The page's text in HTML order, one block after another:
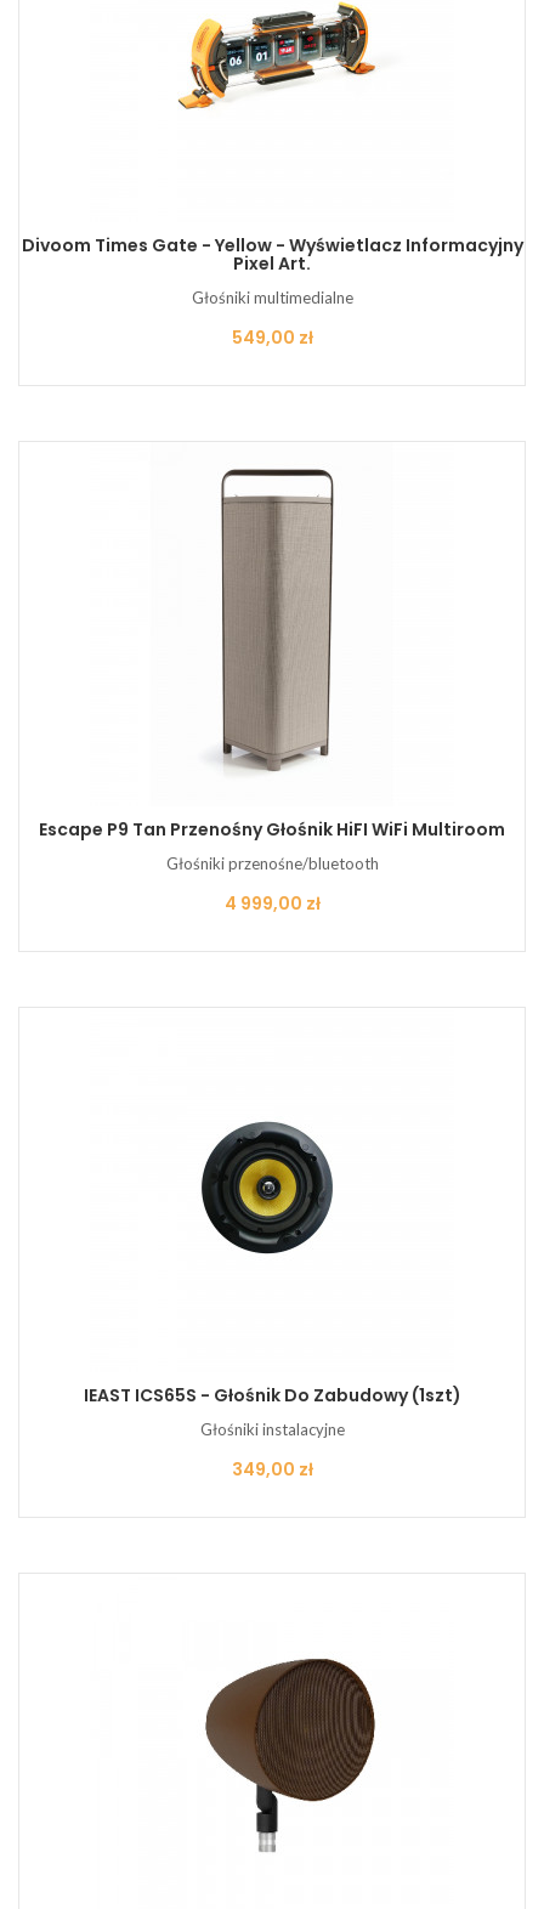
Divoom Times Gate - Yellow - Wyświetlacz Informacyjny
Pixel Art.
Głośniki multimedialne
Cena
549,00 zł
Escape P9 Tan Przenośny Głośnik HiFI WiFi Multiroom
Głośniki przenośne/bluetooth
Cena
4 999,00 zł
IEAST ICS65S - Głośnik Do Zabudowy (1szt)
Głośniki instalacyjne
Cena
349,00 zł